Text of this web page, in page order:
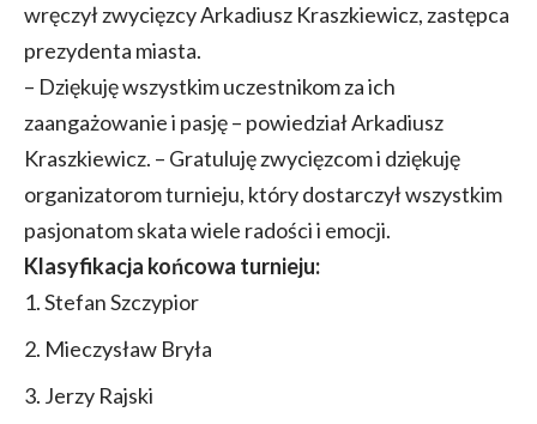
wręczył zwycięzcy Arkadiusz Kraszkiewicz, zastępca
prezydenta miasta.
– Dziękuję wszystkim uczestnikom za ich
zaangażowanie i pasję – powiedział Arkadiusz
Kraszkiewicz. – Gratuluję zwycięzcom i dziękuję
organizatorom turnieju, który dostarczył wszystkim
pasjonatom skata wiele radości i emocji.
Klasyfikacja końcowa turnieju:
Stefan Szczypior
Mieczysław Bryła
Jerzy Rajski